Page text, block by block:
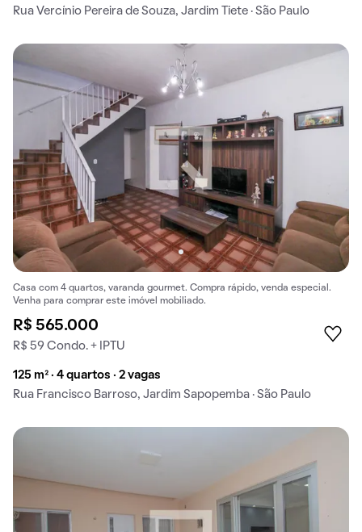
Rua Vercínio Pereira de Souza, Jardim Tiete · São Paulo
Casa com 4 quartos, varanda gourmet. Compra rápido, venda especial.
Venha para comprar este imóvel mobiliado.
R$ 565.000
R$ 59 Condo. + IPTU
125 m² · 4 quartos · 2 vagas
Rua Francisco Barroso, Jardim Sapopemba · São Paulo